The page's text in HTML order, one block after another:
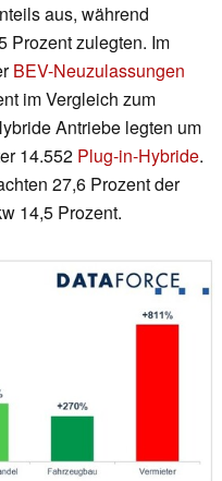
aus, während
Prozent zulegten. Im
BEV-Neuzulassungen
im Vergleich zum
Antriebe legten um
14.552 Plug-in-Hybride.
27,6 Prozent der
14,5 Prozent.